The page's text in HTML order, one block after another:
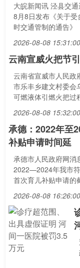
大皖新闻讯 泾县交
8月8日发布《关于受
时交通管制的通告》
2026-08-08 15:31:00
云南宣威火把节
云南省宣威市人民政
市乐丰乡建文村委会
可燃液体引燃火把过
2026-08-08 15:32:00
承德：2022年至
补贴申请时间延
承德市人民政府网消
2022—2024年我市符
首次育儿补贴申请的
2026-08-08 16:26:00